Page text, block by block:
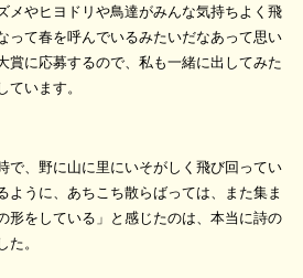
メやヒヨドリや鳥達がみんな気持ちよく飛
って春を呼んでいるみたいだなあって思い
賞に応募するので、私も一緒に出してみた
ています。
で、野に山に里にいそがしく飛び回ってい
ように、あちこち散らばっては、また集ま
形をしている」と感じたのは、本当に詩の
た。